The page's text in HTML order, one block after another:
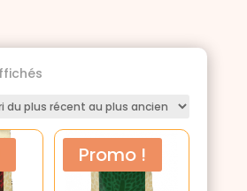
Trié
plus
au
ancien
Promo !